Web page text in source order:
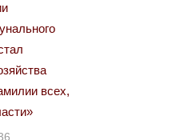
всех,